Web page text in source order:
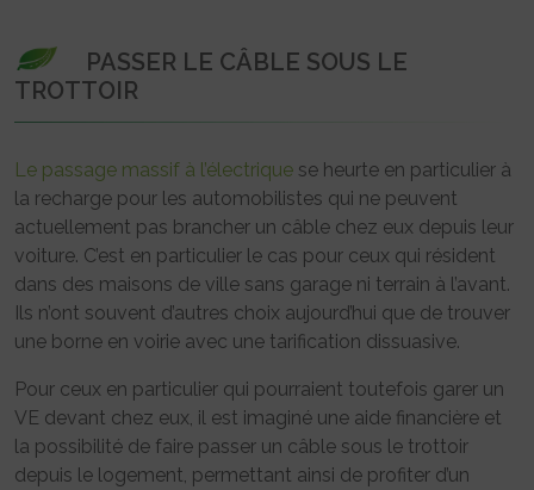
PASSER LE CÂBLE SOUS LE
TROTTOIR
Le passage massif à l’électrique se heurte en particulier à
la recharge pour les automobilistes qui ne peuvent
actuellement pas brancher un câble chez eux depuis leur
voiture. C’est en particulier le cas pour ceux qui résident
dans des maisons de ville sans garage ni terrain à l’avant.
Ils n’ont souvent d’autres choix aujourd’hui que de trouver
une borne en voirie avec une tarification dissuasive.
Pour ceux en particulier qui pourraient toutefois garer un
VE devant chez eux, il est imaginé une aide financière et
la possibilité de faire passer un câble sous le trottoir
depuis le logement, permettant ainsi de profiter d’un